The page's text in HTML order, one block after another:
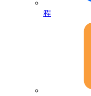
程